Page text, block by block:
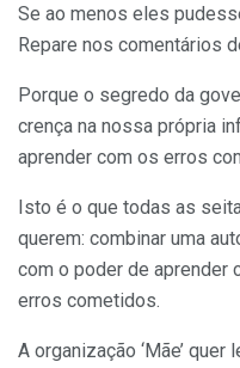
Se ao menos eles
Repare nos comentários
Porque o segredo da
crença na nossa própria
aprender com os erros
Isto é o que todas as
querem: combinar uma
com o poder de
erros cometidos.
A organização ‘Mãe’